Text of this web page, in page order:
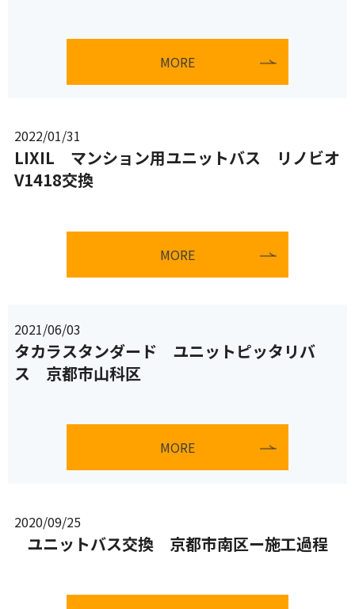
MORE
2022/01/31
LIXIL マンション用ユニットバス リノビオ
V1418交換
MORE
2021/06/03
タカラスタンダード ユニットピッタリバ
ス 京都市山科区
MORE
2020/09/25
ユニットバス交換 京都市南区ー施工過程